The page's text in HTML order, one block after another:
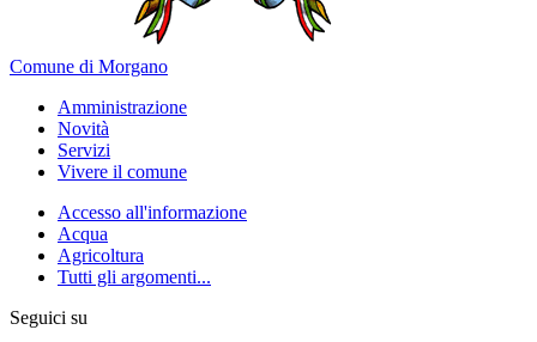
Comune di Morgano
Amministrazione
Novità
Servizi
Vivere il comune
Accesso all'informazione
Acqua
Agricoltura
Tutti gli argomenti...
Seguici su